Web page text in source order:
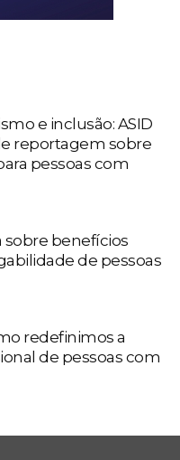
e inclusão: ASID
reportagem sobre
pessoas com
sobre benefícios
de pessoas
redefinimos a
de pessoas com